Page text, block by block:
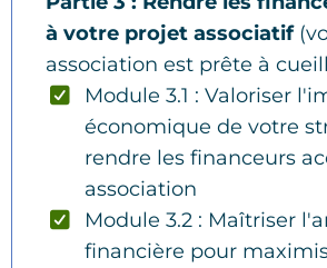
à votre projet associatif
association est prête à
Module 3.1 : Valoriser
économique de votre
rendre les financeurs
association
Module 3.2 : Maîtriser
financière pour